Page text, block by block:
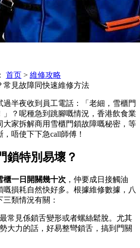
首页 > 維修攻略
常見故障同快速維修方法
過半夜收到員工電話：「老細，雪櫃門
」？呢種急到跳腳嘅情況，香港飲食業
大家拆解商用雪櫃門鎖故障嘅秘密，等
唔使下下急call師傅！
鎖特別易壞？
櫃一日開關幾十次 ，仲要成日接觸油
損耗自然快好多。根據維修數據，八
類情況有關：
最常見係鎖舌變形或者螺絲鬆脫。尤其
大力的話，好易整彎鎖舌，搞到門關